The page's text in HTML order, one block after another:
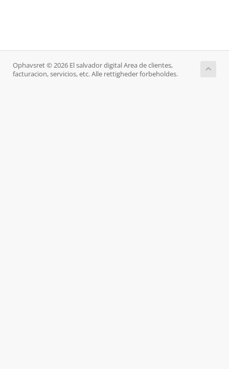
Ophavsret © 2026 El salvador digital Area de clientes,
facturacion, servicios, etc. Alle rettigheder forbeholdes.